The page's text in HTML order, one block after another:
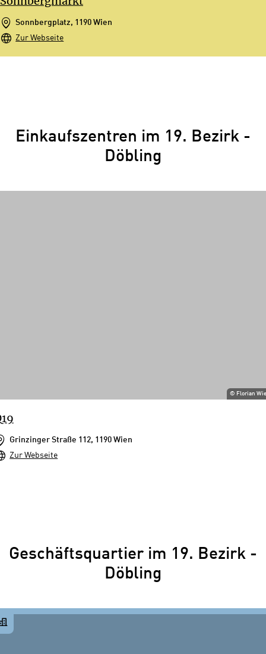
Sonnbergplatz, 1190 Wien
Zur Webseite
Einkaufszentren im 19. Bezirk -
Döbling
© Florian
Grinzinger Straße 112, 1190 Wien
Zur Webseite
Geschäftsquartier im 19. Bezirk -
Döbling